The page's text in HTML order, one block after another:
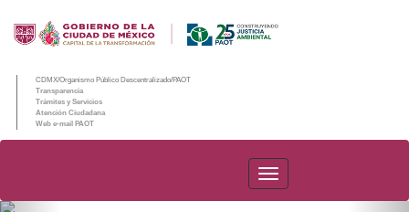
CDMX/Organismo Público Descentralizado/PAOT
Transparencia
Trámites y Servicios
Atención Ciudadana
Web e-mail PAOT
PAOT